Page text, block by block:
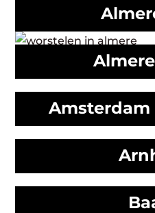
Amsterdam